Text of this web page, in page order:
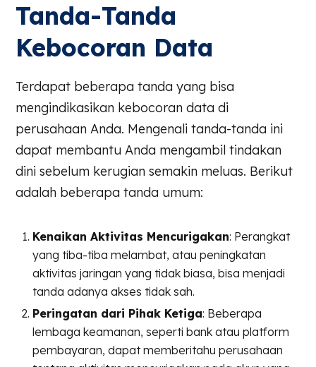
Tanda-Tanda
Kebocoran Data
Terdapat beberapa tanda yang bisa
mengindikasikan kebocoran data di
perusahaan Anda. Mengenali tanda-tanda ini
dapat membantu Anda mengambil tindakan
dini sebelum kerugian semakin meluas. Berikut
adalah beberapa tanda umum:
Kenaikan Aktivitas Mencurigakan: Perangkat
yang tiba-tiba melambat, atau peningkatan
aktivitas jaringan yang tidak biasa, bisa menjadi
tanda adanya akses tidak sah.
Peringatan dari Pihak Ketiga: Beberapa
lembaga keamanan, seperti bank atau platform
pembayaran, dapat memberitahu perusahaan